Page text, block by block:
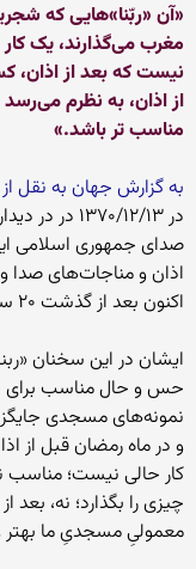
«آن «ربّنا»هایى که
مغرب مى‌گذارند، یک
نیست که بعد از اذان،
از اذان، به نظرم
مناسب تر باشد.»
به گزارش جهان به نقل از
در ۱۳۷۰/۱۲/
صداى جمهورى اسلامى
اذان و مناجات‌های صدا و
اکنون بعد از گذشت ۲۰ سال هنوز به آنها توجه جدی نشده است.
ایشان در این سخنان
حس و حال مناسب برای
نمونه‌های مسجدی
و در ماه رمضان قبل از
کار حالى نیست؛ مناسب
چیزى را بگذارد؛ نه،
معمولىِ مسجدىِ ما بهتر